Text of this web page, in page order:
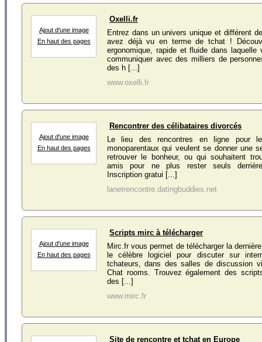
Ajout d'une image
En haut des pages
Oxelli.fr
Entrez dans un univers unique et différent
avez déjà vu en terme de tchat !
ergonomique, rapide et fluide dans laquelle
communiquer avec des milliers de
des h [...]
www.oxelli.fr
Ajout d'une image
En haut des pages
Rencontrer des célibataires divorcés
Le lieu des rencontres en ligne pour
monoparentaux qui veulent se donner une
retrouver le bonheur, ou qui souhaitent
amis pour ne plus rester seuls
Inscription gratui [...]
lanetrencontre.datingbuddies.net
Ajout d'une image
En haut des pages
Scripts mirc à télécharger
Mirc.fr vous permet de télécharger la
le célèbre logiciel pour discuter sur
tchateurs, dans des salles de discussion
Chat rooms. Trouvez également des
des [...]
www.mirc.fr
Site de rencontre et tchat en Europe